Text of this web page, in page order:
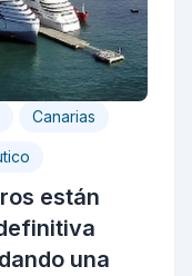
Canarias
están
una